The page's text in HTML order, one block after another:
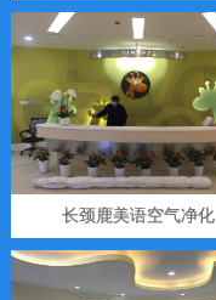
长颈鹿美语空气净化